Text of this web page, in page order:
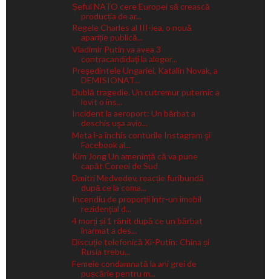
Șeful NATO cere Europei să crească
producția de ar...
Regele Charles al III-lea, o nouă
apariție publică...
Vladimir Putin va avea 3
contracandidați la aleger...
Președintele Ungariei, Katalin Novak, a
DEMISIONAT...
Dublă tragedie. Un cutremur puternic a
lovit o ins...
Incident la aeroport: Un bărbat a
deschis uşa avio...
Meta i-a închis conturile Instagram şi
Facebook al...
Kim Jong Un amenință că va pune
capăt Coreei de Sud
Dmitri Medvedev, reacție furibundă
după ce la coma...
Incendiu de proporții într-un imobil
rezidenţial d...
4 morți și 1 rănit după ce un bărbat
înarmat a des...
Discuție telefonică Xi-Putin: China și
Rusia trebu...
Femeie condamnată la ani grei de
pușcărie pentru m...